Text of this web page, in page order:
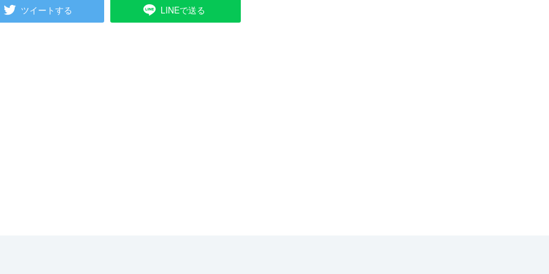
ツイートする LINEで送る